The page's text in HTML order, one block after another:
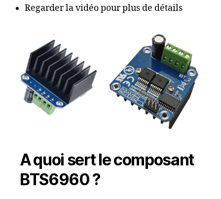
Regarder la vidéo pour plus de détails
A quoi sert le composant
BTS6960 ?